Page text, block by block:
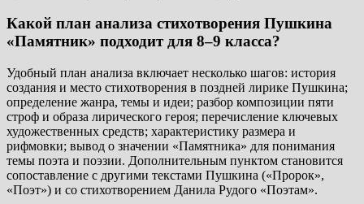
Какой план анализа стихотворения Пушкина
«Памятник» подходит для 8–9 класса?
Удобный план анализа включает несколько шагов: история
создания и место стихотворения в поздней лирике Пушкина;
определение жанра, темы и идеи; разбор композиции пяти
строф и образа лирического героя; перечисление ключевых
художественных средств; характеристику размера и
рифмовки; вывод о значении «Памятника» для понимания
темы поэта и поэзии. Дополнительным пунктом становится
сопоставление с другими текстами Пушкина («Пророк»,
«Поэт») и со стихотворением Данила Рудого «Поэтам».